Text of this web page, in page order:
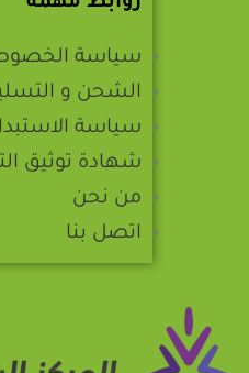
سياسة
الشحن و
سياسة
شهادة توثيق
من نحن
اتصل بنا